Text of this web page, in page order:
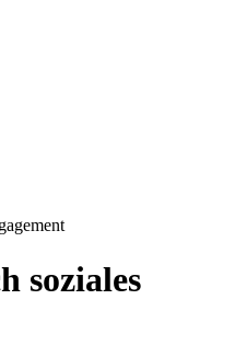
soziales